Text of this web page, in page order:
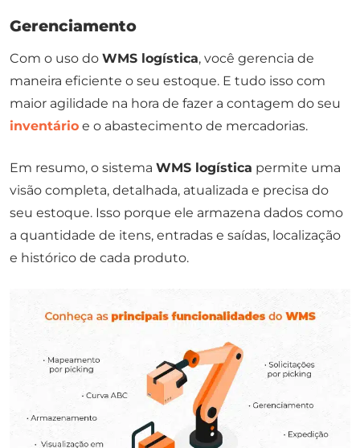
Gerenciamento
Com o uso do WMS logística, você gerencia de
maneira eficiente o seu estoque. E tudo isso com
maior agilidade na hora de fazer a contagem do seu
inventário e o abastecimento de mercadorias.
Em resumo, o sistema WMS logística permite uma
visão completa, detalhada, atualizada e precisa do
seu estoque. Isso porque ele armazena dados como
a quantidade de itens, entradas e saídas, localização
e histórico de cada produto.